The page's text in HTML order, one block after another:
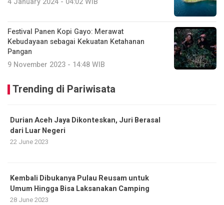
Festival Panen Kopi Gayo: Merawat
Kebudayaan sebagai Kekuatan Ketahanan
Pangan
9 November 2023 - 14:48 WIB
Trending di Pariwisata
Durian Aceh Jaya Dikonteskan, Juri Berasal
dari Luar Negeri
22 June 2023
Kembali Dibukanya Pulau Reusam untuk
Umum Hingga Bisa Laksanakan Camping
28 June 2023